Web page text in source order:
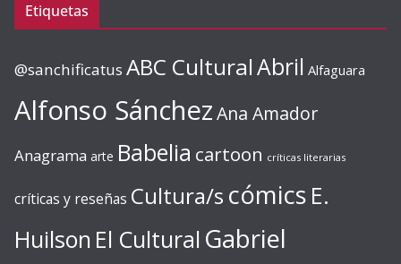
Etiquetas
@sanchificatus ABC CulturalAbril Alfaguara
Alfonso SánchezAna Amador
Anagrama arte Babelia cartoon críticas literarias
críticas y reseñas Cultura/s cómics E.
Huilson El Cultural Gabriel